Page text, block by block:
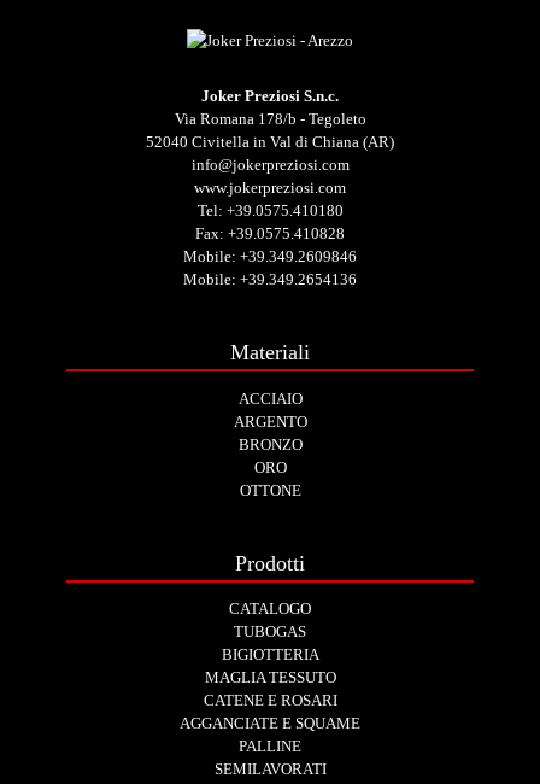
Joker Preziosi S.n.c.
Via Romana 178/b - Tegoleto
52040 Civitella in Val di Chiana (AR)
info@jokerpreziosi.com
www.jokerpreziosi.com
Tel: +39.0575.410180
Fax: +39.0575.410828
Mobile: +39.349.2609846
Mobile: +39.349.2654136
Materiali
ACCIAIO
ARGENTO
BRONZO
ORO
OTTONE
Prodotti
CATALOGO
TUBOGAS
BIGIOTTERIA
MAGLIA TESSUTO
CATENE E ROSARI
AGGANCIATE E SQUAME
PALLINE
SEMILAVORATI